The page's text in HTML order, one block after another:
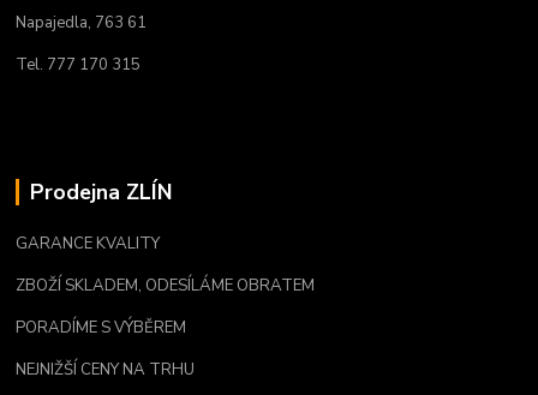
Napajedla, 763 61
Tel. 777 170 315
Prodejna ZLÍN
GARANCE KVALITY
ZBOŽÍ SKLADEM, ODESÍLÁME OBRATEM
PORADÍME S VÝBĚREM
NEJNIŽŠÍ CENY NA TRHU